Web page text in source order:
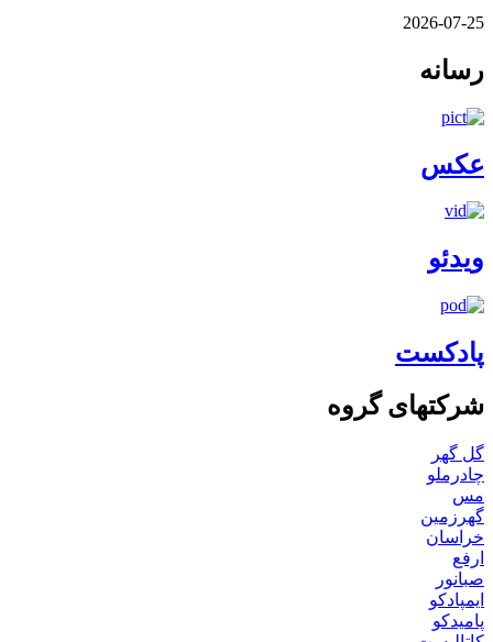
2026-07-25
رسانه
عکس
ویدئو
پادکست
شرکتهای گروه
گل گهر
چادرملو
مس
گهرزمین
خراسان
ارفع
صبانور
ایمپادکو
پامیدکو